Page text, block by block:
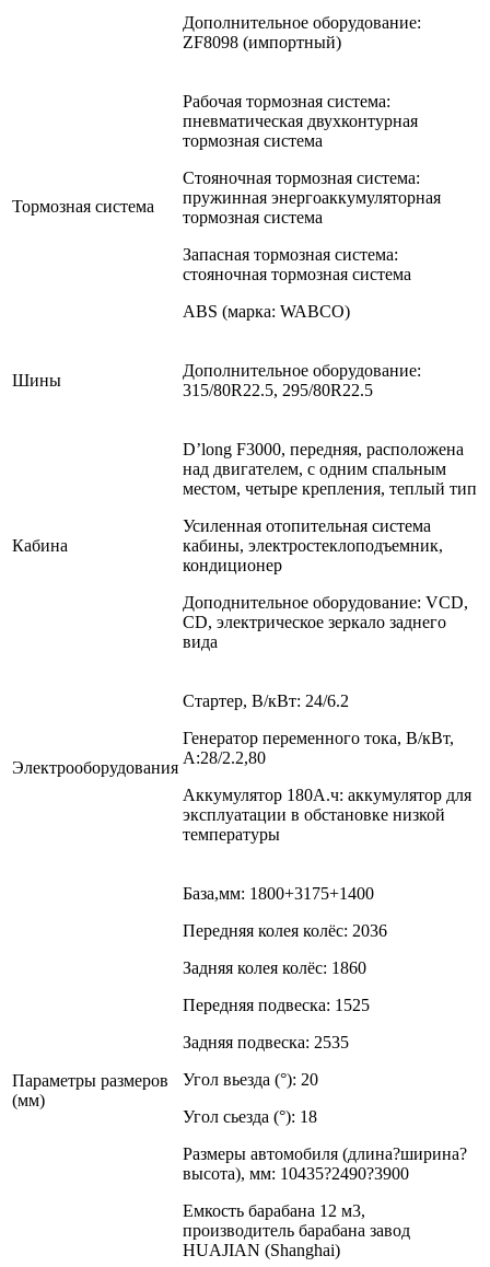
Дополнительное оборудование:
ZF8098 (импортный)
Тормозная система
Рабочая тормозная система:
пневматическая двухконтурная
тормозная система
Стояночная тормозная система:
пружинная энергоаккумуляторная
тормозная система
Запасная тормозная система:
стояночная тормозная система
ABS (марка: WABCO)
Шины
Дополнительное оборудование:
315/80R22.5, 295/80R22.5
Кабина
D’long F3000, передняя, расположена
над двигателем, с одним спальным
местом, четыре крепления, теплый тип
Усиленная отопительная система
кабины, электростеклоподъемник,
кондиционер
Доподнительное оборудование: VCD,
CD, электрическое зеркало заднего
вида
Электрооборудования
Стартер, В/кВт: 24/6.2
Генератор переменного тока, В/кВт,
А:28/2.2,80
Аккумулятор 180А.ч: аккумулятор для
эксплуатации в обстановке низкой
температуры
Параметры размеров
(мм)
База,мм: 1800+3175+1400
Передняя колея колёс: 2036
Задняя колея колёс: 1860
Передняя подвеска: 1525
Задняя подвеска: 2535
Угол вьезда (°): 20
Угол сьезда (°): 18
Размеры автомобиля (длина?ширина?
высота), мм: 10435?2490?3900
Емкость барабана 12 м3,
производитель барабана завод
HUAJIAN (Shanghai)